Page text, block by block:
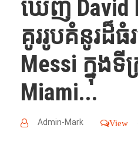
ឃើញ David
គូររូបគំនូរដ៏
Messi ក្នុងទី
Miami...
Admin-Mark View